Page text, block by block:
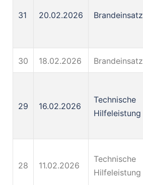
31 20.02.2026 Brandeinsatz
30 18.02.2026 Brandeinsatz
29 16.02.2026
Technische
Hilfeleistung
28 11.02.2026
Technische
Hilfeleistung